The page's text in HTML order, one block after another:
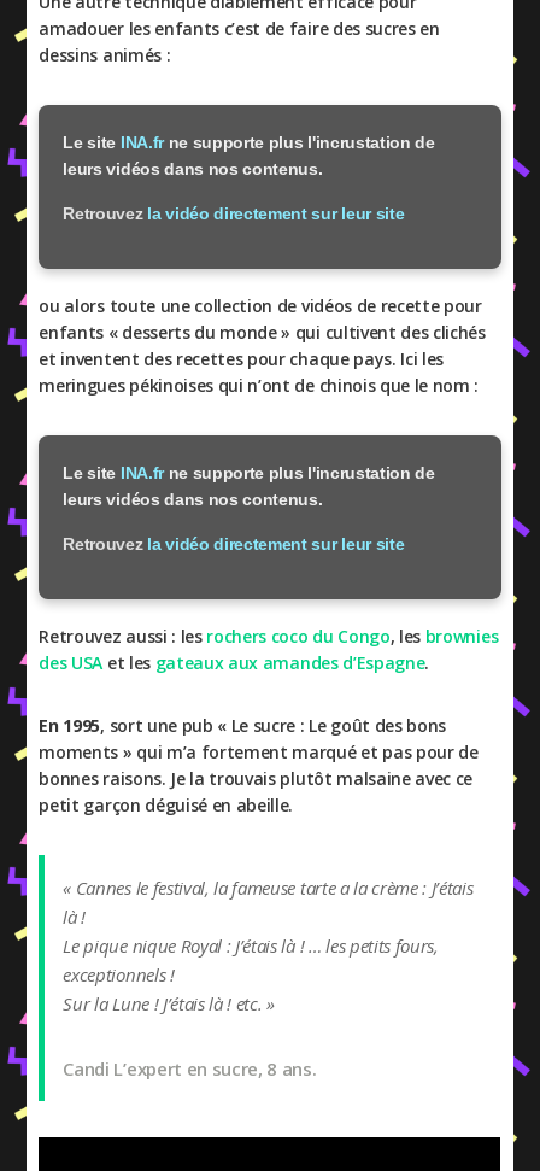
amadouer les enfants c’est de faire des sucres en
dessins animés :
Le site INA.frne supporte plus l'incrustation de
leurs vidéos dans nos contenus.
Retrouvez la vidéo directement sur leur site
ou alors toute une collection de vidéos de recette pour
enfants « desserts du monde » qui cultivent des clichés
et inventent des recettes pour chaque pays. Ici les
meringues pékinoises qui n’ont de chinois que le nom :
Le site INA.frne supporte plus l'incrustation de
leurs vidéos dans nos contenus.
Retrouvez la vidéo directement sur leur site
Retrouvez aussi : les rochers coco du Congo, les brownies
des USA et les gateaux aux amandes d’Espagne.
En 1995, sort une pub « Le sucre : Le goût des bons
moments » qui m’a fortement marqué et pas pour de
bonnes raisons. Je la trouvais plutôt malsaine avec ce
petit garçon déguisé en abeille.
« Cannes le festival, la fameuse tarte a la crème : J’étais
là !
Le pique nique Royal : J’étais là ! … les petits fours,
exceptionnels !
Sur la Lune ! J’étais là ! etc. »
Candi L’expert en sucre, 8 ans.